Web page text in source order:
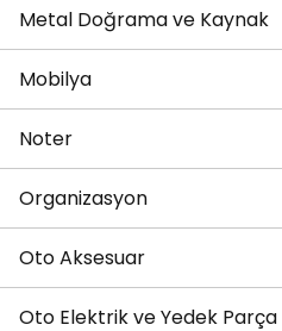
Metal Doğrama ve Kaynak
Mobilya
Noter
Organizasyon
Oto Aksesuar
Oto Elektrik ve Yedek Parça